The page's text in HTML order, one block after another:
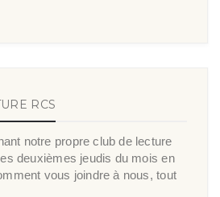
RCS
notre propre club de lecture
deuxièmes jeudis du mois en
vous joindre à nous, tout